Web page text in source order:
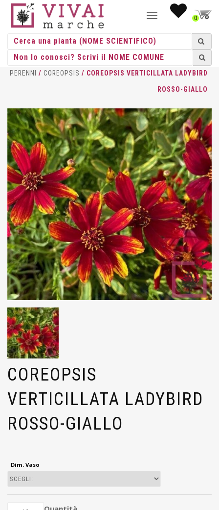
NAVIGAZIONE0
HOME/ ERBACEE ERBACEE
PERENNI / COREOPSIS / COREOPSIS VERTICILLATA LADYBIRD
ROSSO-GIALLO
COREOPSIS
VERTICILLATA LADYBIRD
ROSSO-GIALLO
Dim. Vaso